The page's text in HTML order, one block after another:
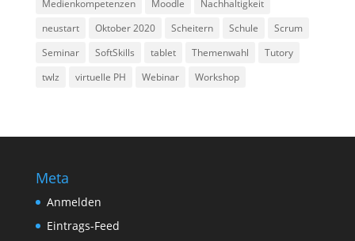
Medienkompetenzen
Moodle
Nachhaltigkeit
neustart
Oktober 2020 Scheitern Schule
Scrum
Seminar
SoftSkills tablet Themenwahl
Tutory
twlz
virtuelle PH Webinar Workshop
Meta
Anmelden
Eintrags-Feed